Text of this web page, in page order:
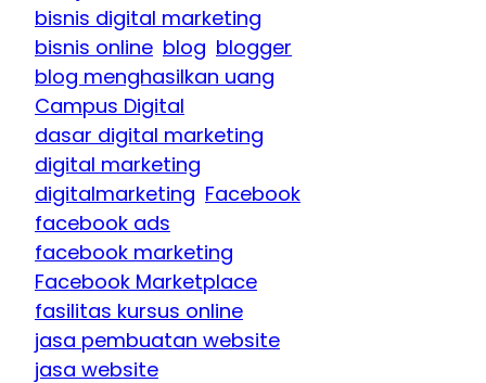
bisnis digital marketing
bisnis online blog blogger
blog menghasilkan uang
Campus Digital
dasar digital marketing
digital marketing
digitalmarketing Facebook
facebook ads
facebook marketing
Facebook Marketplace
fasilitas kursus online
jasa pembuatan website
jasa website